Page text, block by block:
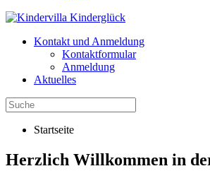
Kontakt und Anmeldung
Kontaktformular
Anmeldung
Aktuelles
Startseite
Herzlich Willkommen in